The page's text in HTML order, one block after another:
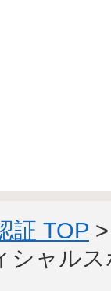
証 TOP
ャルス